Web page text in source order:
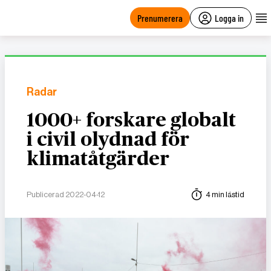
Prenumerera Logga in
Radar
1000+ forskare globalt
i civil olydnad för
klimatåtgärder
Publicerad 2022-04-12 4 min lästid